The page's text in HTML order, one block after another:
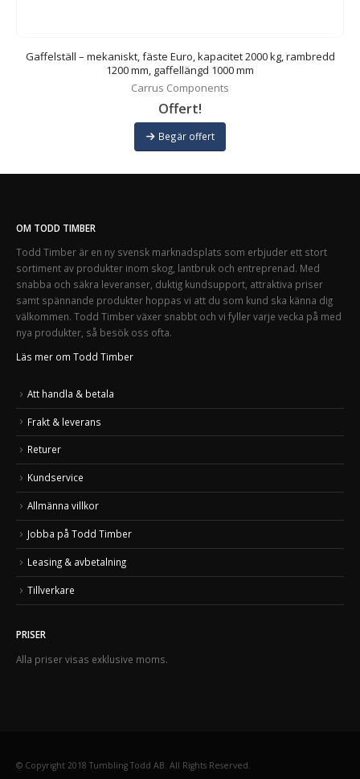
Gaffelställ – mekaniskt, fäste Euro, kapacitet 2000 kg, rambredd
1200 mm, gaffellängd 1000 mm
Carrus Components
Offert!
Begär offert
OM TODD TIMBER
Todd Timber är en ny svensk marknadsplats som erbjuder ett stort
sortiment av produkter inom skog, lantbruk och entreprenad. Med
snabba och säkra leveranser, duktig kundsupport, attraktiva priser
samt spännande produkter hoppas vi att du som kund ska känna dig
välkommen. Todd Timber växer snabbt och vi fyller varje vecka på med
nya produkter, så besök oss ofta.
Läs mer om Todd Timber
Att handla & betala
Frakt & leverans
Returer
Kundservice
Allmänna villkor
Jobba på Todd Timber
Leasing & avbetalning
Tillverkare
PRISER
Alla priser visas exklusive moms.
© Copyright 2018 Tumbling Todd AB. All Rights Reserved.